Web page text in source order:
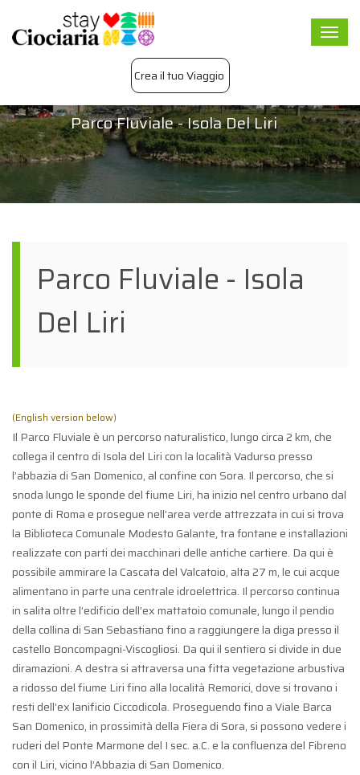
Crea il tuo Viaggio
Parco Fluviale - Isola Del Liri
Parco Fluviale - Isola
Del Liri
(English version below)
Il Parco Fluviale è un percorso naturalistico, lungo circa 2 km, che
collega il centro di Isola del Liri con la località Vadurso presso
l’abbazia di San Domenico, al confine con Sora. Il percorso, che si
snoda lungo le sponde del fiume Liri, ha inizio nel centro urbano dal
ponte di Roma e prosegue nell’area verde attrezzata in cui si trova
la Biblioteca Comunale Modesto Galante, tra fontane e installazioni
realizzate con parti dei macchinari delle antiche cartiere. Da qui è
possibile ammirare la Cascata del Valcatoio, alta 27 m, le cui acque
alimentano in parte una centrale idroelettrica. Il percorso continua
in salita oltre l’edificio dell’ex mattatoio comunale, lungo il pendio
della collina di San Sebastiano fino a raggiungere la diga presso il
castello Boncompagni-Viscogliosi. Da qui il sentiero si divide in due
diramazioni. A destra si attraversa una fitta vegetazione arbustiva
a ridosso del fiume Liri fino alla località Remorici, dove si trovano i
resti dell’ex lanificio Ciccodicola. Proseguendo fino a Viale Barca
San Domenico, in prossimità della Fiera di Sora, si possono vedere i
ruderi del Ponte Marmone del I sec. a.C. e la confluenza del Fibreno
con il Liri, vicino l’Abbazia di San Domenico.